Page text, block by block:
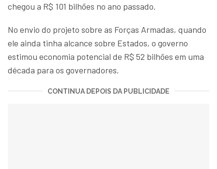
chegou a R$ 101 bilhões no ano passado.
No envio do projeto sobre as Forças Armadas, quando
ele ainda tinha alcance sobre Estados, o governo
estimou economia potencial de R$ 52 bilhões em uma
década para os governadores.
CONTINUA DEPOIS DA PUBLICIDADE